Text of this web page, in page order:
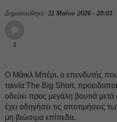
Δημοσιεύθηκε: 11 Μαΐου 2026 - 20:03
2
Ο Μάικλ Μπέρι, ο επενδυτής
ταινία The Big Short,
οδεύει προς μεγάλη βουτιά
έχει οδηγήσει τις αποτιμήσεις
μη βιώσιμα επίπεδα.